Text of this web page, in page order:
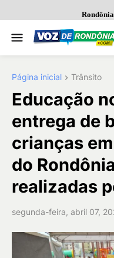
Página inicial Trânsito
Educação
entrega de
crianças
do
realizadas
segunda-feira, abril 07,